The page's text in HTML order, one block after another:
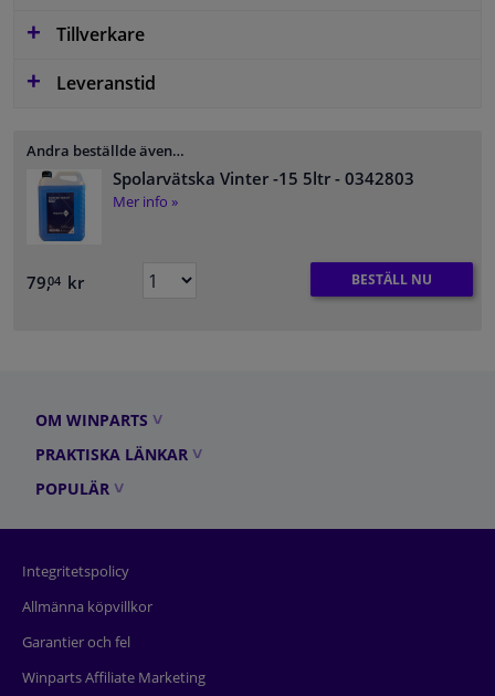
Tillverkare
Leveranstid
Andra beställde även…
Spolarvätska Vinter -15 5ltr - 0342803
Mer info »
79,04 kr BESTÄLL NU
OM WINPARTS
PRAKTISKA LÄNKAR
POPULÄR
Integritetspolicy
Allmänna köpvillkor
Garantier och fel
Winparts Affiliate Marketing